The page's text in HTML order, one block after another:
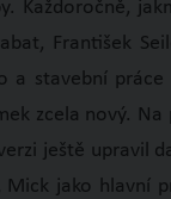
Každoročně,
František
stavební
zcela nový.
ještě upravil
jako